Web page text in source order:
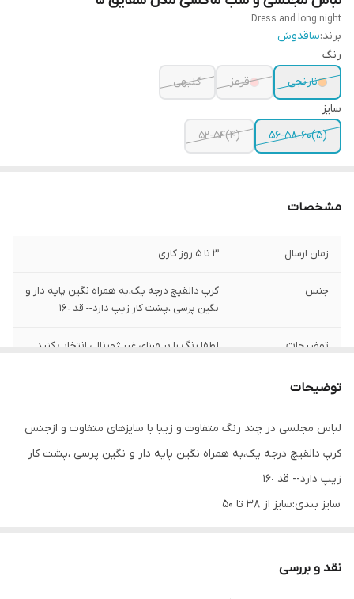
Dress and long night
برند:ساقدوش
رنگ
نارنجی
قرمز
گلبهی
سایز
(5)56-58-60
(4)52-54
مشخصات
زمان ارسال 3 تا 5 روز کاری
جنس
کرپ دالقیچ درجه یک،به همراه نگین پایه دار و
نگین پرسی ،پشت کار زیپ دارد-- قد ١۶٠
توضیحات لطفا رنگ را بر مبنای غیر ژورنالی انتخاب کنید__
توضیحات
لباس مجلسی در چند رنگ متفاوت و زیبا با سایزهای متفاوت و ازجنس
کرپ دالقیچ درجه یک،به همراه نگین پایه دار و نگین پرسی ،پشت کار
زیپ دارد-- قد ١۶٠
سایز بندی:سایز از 38 تا 50
ضخیم بودن بافت پارچه مقداری پودر لباس شویی به آب گرم اضافه
نقد و بررسی